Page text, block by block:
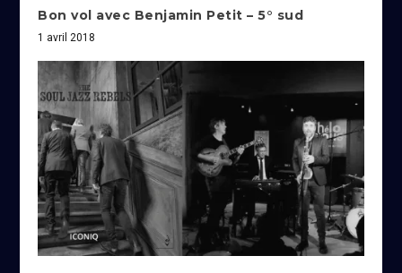
Bon vol avec Benjamin Petit – 5° sud
1 avril 2018